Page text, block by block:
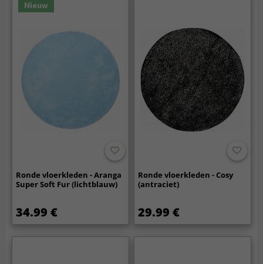
Nieuw
Ronde vloerkleden - Aranga
Super Soft Fur (lichtblauw)
34.99 €
Ronde vloerkleden - Cosy
(antraciet)
29.99 €